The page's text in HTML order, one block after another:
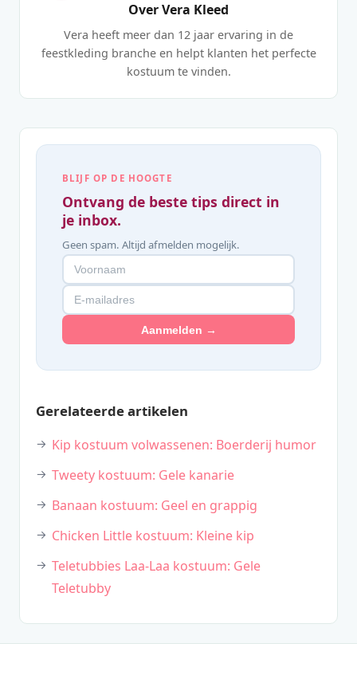
Over Vera Kleed
Vera heeft meer dan 12 jaar ervaring in de
feestkleding branche en helpt klanten het perfecte
kostuum te vinden.
BLIJF OP DE HOOGTE
Ontvang de beste tips direct in
je inbox.
Geen spam. Altijd afmelden mogelijk.
Aanmelden →
Gerelateerde artikelen
Kip kostuum volwassenen: Boerderij humor
Tweety kostuum: Gele kanarie
Banaan kostuum: Geel en grappig
Chicken Little kostuum: Kleine kip
Teletubbies Laa-Laa kostuum: Gele
Teletubby